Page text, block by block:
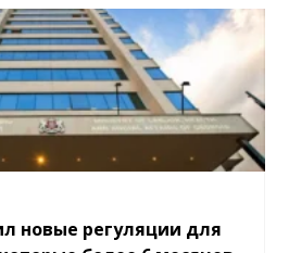
новые регуляции для